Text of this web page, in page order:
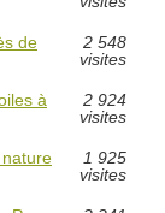
de
2 548
visites
à
2 924
visites
1 925
visites